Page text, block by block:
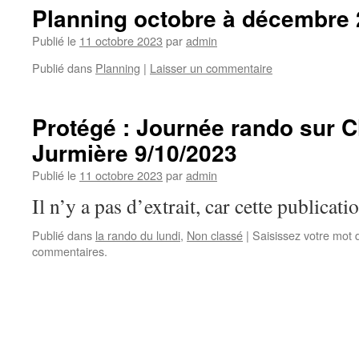
Planning octobre à décembre
Publié le 11 octobre 2023 paradmin
Publié dans Planning | Laisser un commentaire
Protégé : Journée rando sur
Jurmière 9/10/2023
Publié le 11 octobre 2023 paradmin
Il n’y a pas d’extrait, car cette
Publié dans la rando du lundi, Non classé | Saisissez votre mot
commentaires.